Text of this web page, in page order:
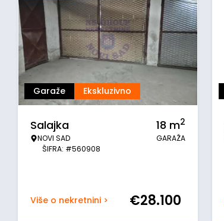
Garaže Ekskluzivno
Salajka
NOVI SAD
ŠIFRA: #560908
18 m2
GARAŽA
Više o nekretnini > €28.100